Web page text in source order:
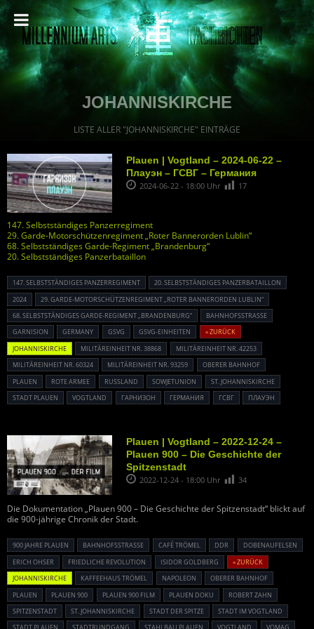
JOHANNISKIRCHE
LISTE ALLER "JOHANNISKIRCHE" EINTRÄGE
Plauen | Vogtland – 2024-06-22 –
Плауэн – ГСВГ – Германия
2024-06-22 - 18:00 Uhr 17
147. Selbstständiges Panzerregiment
29. Garde-Motorschützenregiment „Roter Bannerorden Lublin“
68. Selbstständiges Garde-Regiment „Brandenburg“
20. Selbstständiges Panzerbataillon
147. SELBSTSTÄNDIGES PANZERREGIMENT
20. SELBSTSTÄNDIGES PANZERBATAILLON
2024
29. GARDE-MOTORSCHÜTZENREGIMENT „ROTER BANNERORDEN LUBLIN“
68. SELBSTSTÄNDIGES GARDE-REGIMENT „BRANDENBURG“
BAHNHOFSSTRASSE
GARNISION
GERMANY GSVG GSVG-EINHEITEN
« ZURÜCK
JOHANNISKIRCHE
MILITÄREINHEIT NR. 38868
MILITÄREINHEIT NR. 42253
MILITÄREINHEIT NR. 60324
MILITÄREINHEIT NR. 93259
OBERER BAHNHOF
PLAUEN
ROTE ARMEE RUSSLAND SOWJETUNION
ST. JOHANNISKIRCHE
STADT PLAUEN
VOGTLAND ГАРНИЗОН ГЕРМАНИЯ ГСВГ ПЛАУЭН
Plauen | Vogtland – 2022-12-24 –
Plauen 900 – Die Geschichte der
Spitzenstadt
2022-12-24 - 18:00 Uhr 34
Die Dokumentation „Plauen 900 – Die Geschichte der Spitzenstadt“ blickt auf
die 900-jährige Chronik der Stadt.
900 JAHRE PLAUEN BAHNHOFSSTRASSE CAFÉ TRÖMEL DDR
DOBENAUFELSEN
ERICH OHSER
FRIEDLICHE REVOLUTION ISIDOR GOLDBERG
« ZURÜCK
JOHANNISKIRCHE
KAFFEEHAUS TRÖMEL NAPOLEON
OBERER BAHNHOF
PLAUEN
PLAUEN 900 PLAUEN 900 FILM PLAUEN DOKU
ROBERT ZAHN
SPITZENSTADT
ST. JOHANNISKIRCHE STADT DER SPITZE
STADT IM VOGTLAND